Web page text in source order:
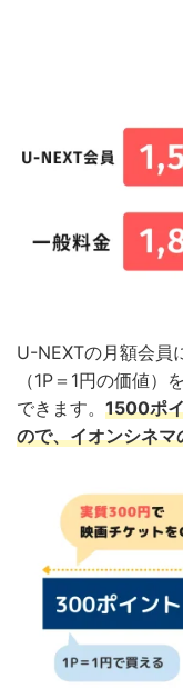
U-NEXTの月額会員
（1P＝1円の価値
できます。 1500ポ
ので、イオンシネ